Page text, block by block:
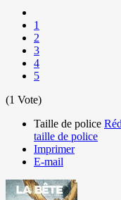
1
2
3
4
5
(1 Vote)
Taille de police
taille de police
Imprimer
E-mail